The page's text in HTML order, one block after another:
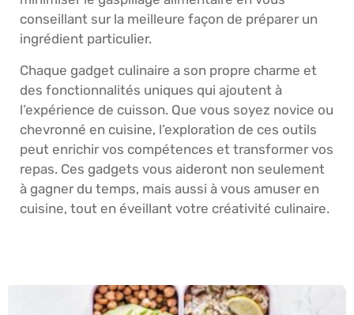
conseillant sur la meilleure façon de préparer un
ingrédient particulier.
Chaque gadget culinaire a son propre charme et
des fonctionnalités uniques qui ajoutent à
l’expérience de cuisson. Que vous soyez novice ou
chevronné en cuisine, l’exploration de ces outils
peut enrichir vos compétences et transformer vos
repas. Ces gadgets vous aideront non seulement
à gagner du temps, mais aussi à vous amuser en
cuisine, tout en éveillant votre créativité culinaire.